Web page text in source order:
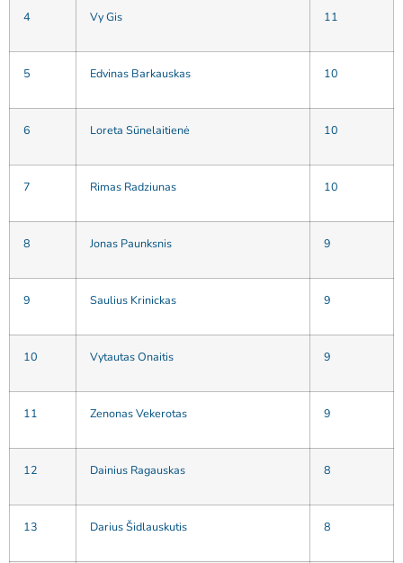
4 Vy Gis 11
5 Edvinas Barkauskas 10
6 Loreta Sūnelaitienė 10
7 Rimas Radziunas 10
8 Jonas Paunksnis 9
9 Saulius Krinickas 9
10 Vytautas Onaitis 9
11 Zenonas Vekerotas 9
12 Dainius Ragauskas 8
13 Darius Šidlauskutis 8